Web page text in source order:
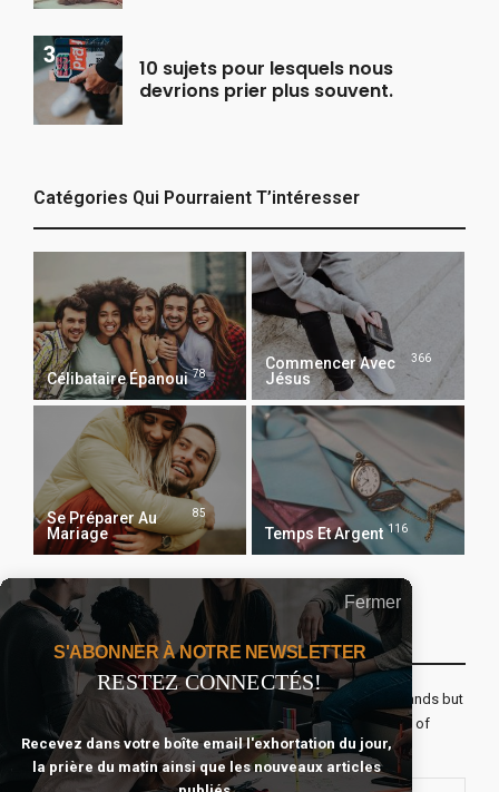
10 sujets pour lesquels nous
devrions prier plus souvent.
Catégories Qui Pourraient T’intéresser
Célibataire Épanoui 78
Commencer Avec
Jésus
366
Se Préparer Au
Mariage
85
Temps Et Argent 116
Recevoir Notre Newsletter Chaque Matin
The real voyage of discovery consists not in seeking new lands but
seeing with new eyes. All journeys have secret destinations of
which the traveler is unaware.
Fermer
S'ABONNER À NOTRE NEWSLETTER
RESTEZ CONNECTÉS!
Recevez dans votre boîte email l'exhortation du jour,
la prière du matin ainsi que les nouveaux articles